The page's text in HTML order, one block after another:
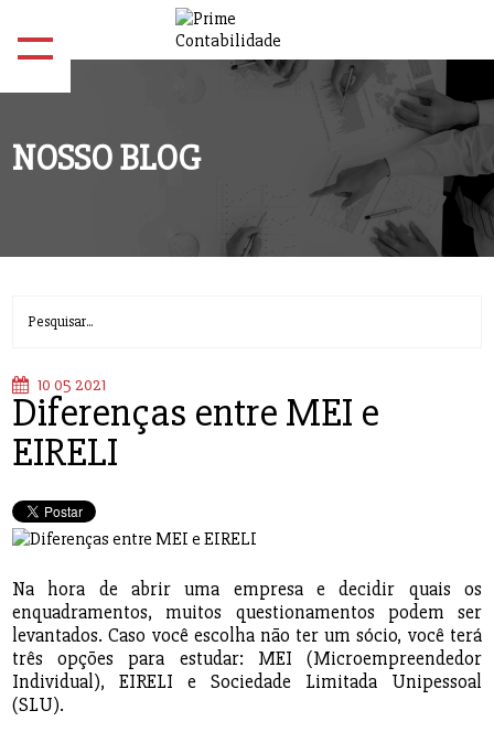
NOSSO BLOG
10 05 2021
Diferenças entre MEI e
EIRELI
Na hora de abrir uma empresa e decidir quais os
enquadramentos, muitos questionamentos podem ser
levantados. Caso você escolha não ter um sócio, você terá
três opções para estudar: MEI (Microempreendedor
Individual), EIRELI e Sociedade Limitada Unipessoal
(SLU).